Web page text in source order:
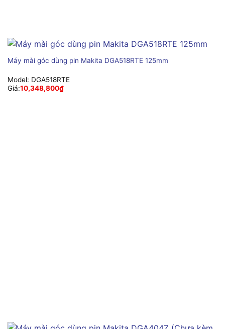
Máy mài góc dùng pin Makita DGA518RTE 125mm
Model: DGA518RTE
Giá:10,348,800₫